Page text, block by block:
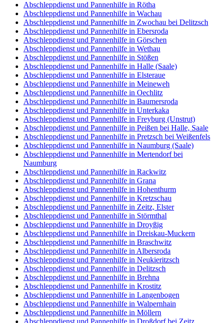
Abschleppdienst und Pannenhilfe in Rötha
Abschleppdienst und Pannenhilfe in Wachau
Abschleppdienst und Pannenhilfe in Zwochau bei Delitzsch
Abschleppdienst und Pannenhilfe in Ebersroda
Abschleppdienst und Pannenhilfe in Görschen
Abschleppdienst und Pannenhilfe in Wethau
Abschleppdienst und Pannenhilfe in Stößen
Abschleppdienst und Pannenhilfe in Halle (Saale)
Abschleppdienst und Pannenhilfe in Elsteraue
Abschleppdienst und Pannenhilfe in Meineweh
Abschleppdienst und Pannenhilfe in Oechlitz
Abschleppdienst und Pannenhilfe in Baumersroda
Abschleppdienst und Pannenhilfe in Unterkaka
Abschleppdienst und Pannenhilfe in Freyburg (Unstrut)
Abschleppdienst und Pannenhilfe in Peißen bei Halle, Saale
Abschleppdienst und Pannenhilfe in Pretzsch bei Weißenfels
Abschleppdienst und Pannenhilfe in Naumburg (Saale)
Abschleppdienst und Pannenhilfe in Mertendorf bei
Naumburg
Abschleppdienst und Pannenhilfe in Rackwitz
Abschleppdienst und Pannenhilfe in Grana
Abschleppdienst und Pannenhilfe in Hohenthurm
Abschleppdienst und Pannenhilfe in Kretzschau
Abschleppdienst und Pannenhilfe in Zeitz, Elster
Abschleppdienst und Pannenhilfe in Störmthal
Abschleppdienst und Pannenhilfe in Droyßig
Abschleppdienst und Pannenhilfe in Dreiskau-Muckern
Abschleppdienst und Pannenhilfe in Braschwitz
Abschleppdienst und Pannenhilfe in Albersroda
Abschleppdienst und Pannenhilfe in Neukieritzsch
Abschleppdienst und Pannenhilfe in Delitzsch
Abschleppdienst und Pannenhilfe in Brehna
Abschleppdienst und Pannenhilfe in Krostitz
Abschleppdienst und Pannenhilfe in Langenbogen
Abschleppdienst und Pannenhilfe in Walpernhain
Abschleppdienst und Pannenhilfe in Möllern
Abschleppdienst und Pannenhilfe in Droßdorf bei Zeitz